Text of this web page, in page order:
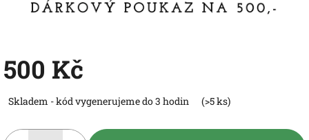
500 Kč
cena:
Skladem - kód vygenerujeme do 3 hodin (>5 ks)